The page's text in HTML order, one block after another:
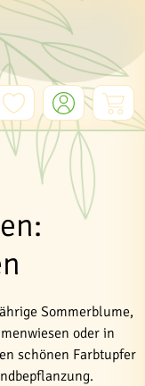
Sommerblume,
oder in
schönen Farbtupfer